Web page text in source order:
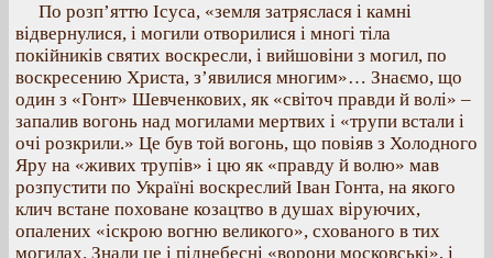
По розп’яттю Ісуса, «земля затряслася і камні
відвернулися, і могили отворилися і многі тіла
покійників святих воскресли, і вийшовіни з могил, по
воскресению Христа, з’явилися многим»… Знаємо, що
один з «Гонт» Шевченкових, як «світоч правди й волі» –
запалив вогонь над могилами мертвих і «трупи встали і
очі розкрили.» Це був той вогонь, що повіяв з Холодного
Яру на «живих трупів» і цю як «правду й волю» мав
розпустити по Україні воскреслий Іван Гонта, на якого
клич встане поховане козацтво в душах віруючих,
опалених «іскрою вогню великого», схованого в тих
могилах. Знали це і піднебесні «ворони московські», і